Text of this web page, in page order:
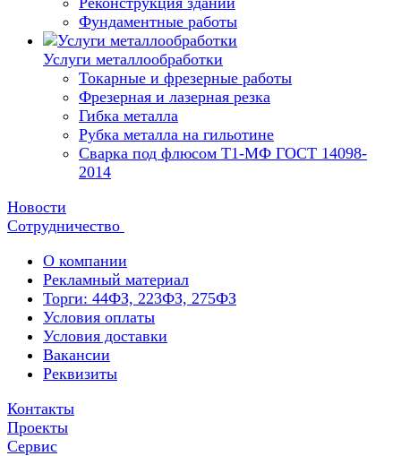
Фундаментные работы
Услуги металлообработки
Токарные и фрезерные работы
Фрезерная и лазерная резка
Гибка металла
Рубка металла на гильотине
Сварка под флюсом Т1-МФ ГОСТ 14098-
2014
Новости
Сотрудничество
О компании
Рекламный материал
Торги: 44ФЗ, 223ФЗ, 275ФЗ
Условия оплаты
Условия доставки
Вакансии
Реквизиты
Контакты
Проекты
Сервис